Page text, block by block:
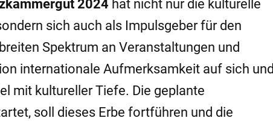
2024 hat nicht nur die kulturelle
sich auch als Impulsgeber für den
Spektrum an Veranstaltungen und
internationale Aufmerksamkeit auf sich und
mit kultureller Tiefe. Die geplante
soll dieses Erbe fortführen und die